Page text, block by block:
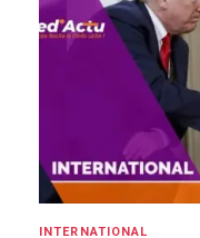
INTERNATIONAL